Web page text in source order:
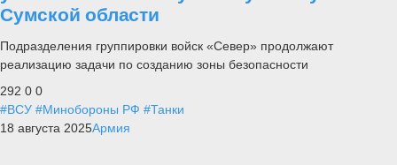
Сумской области
Подразделения группировки войск «Север» продолжают
реализацию задачи по созданию зоны безопасности
292 0 0
#ВСУ #Минобороны РФ #Танки
18 августа 2025Армия